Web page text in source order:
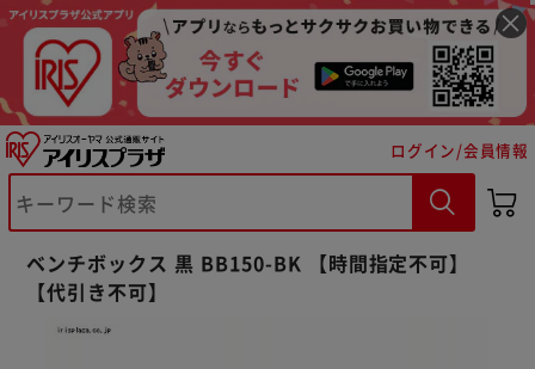
ログイン/会員情報
ベンチボックス 黒 BB150-BK 【時間指定不可】
【代引き不可】
※ご確認ください
カートに入れる